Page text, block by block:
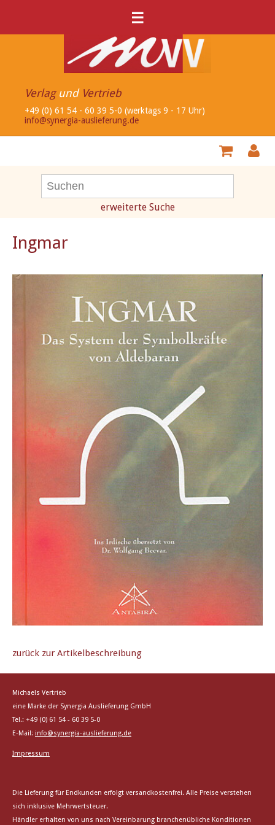
☰
Verlagund Vertrieb
+49 (0) 61 54 - 60 39 5-0 (werktags 9 - 17 Uhr)
info@synergia-auslieferung.de
erweiterte Suche
Ingmar
zurück zur Artikelbeschreibung
Michaels Vertrieb
eine Marke der Synergia Auslieferung GmbH
Tel.: +49 (0) 61 54 - 60 39 5-0
E-Mail: info@synergia-auslieferung.de
Impressum
Die Lieferung für Endkunden erfolgt versandkostenfrei. Alle Preise verstehen
sich inklusive Mehrwertsteuer.
Händler erhalten von uns nach Vereinbarung branchenübliche Konditionen